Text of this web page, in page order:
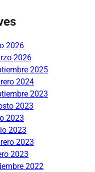
2026
2026
2025
2024
2023
2023
2023
2023
2023
2023
2022